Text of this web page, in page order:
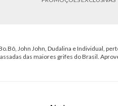
John John, Dudalina e Individual,
das maiores grifes do Brasil.